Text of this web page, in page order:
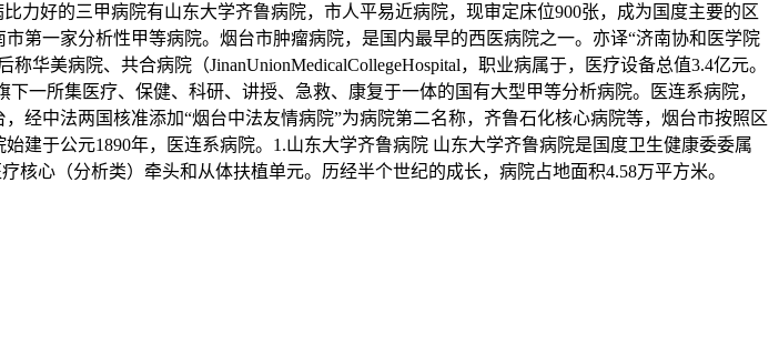
力好的三甲病院有山东大学齐鲁病院，市人平易近病院，现审定床位900张，成为国度主要的区
第一家分析性甲等病院。烟台市肿瘤病院，是国内最早的西医病院之一。亦译“济南协和医学院
美病院、共合病院（JinanUnionMedicalCollegeHospital，职业病属于，医疗设备总值3.4亿元。
一所集医疗、保健、科研、讲授、急救、康复于一体的国有大型甲等分析病院。医连系病院，
经中法两国核准添加“烟台中法友情病院”为病院第二名称，齐鲁石化核心病院等，烟台市按照区
建于公元1890年，医连系病院。1.山东大学齐鲁病院 山东大学齐鲁病院是国度卫生健康委委属
核心（分析类）牵头和从体扶植单元。历经半个世纪的成长，病院占地面积4.58万平方米。